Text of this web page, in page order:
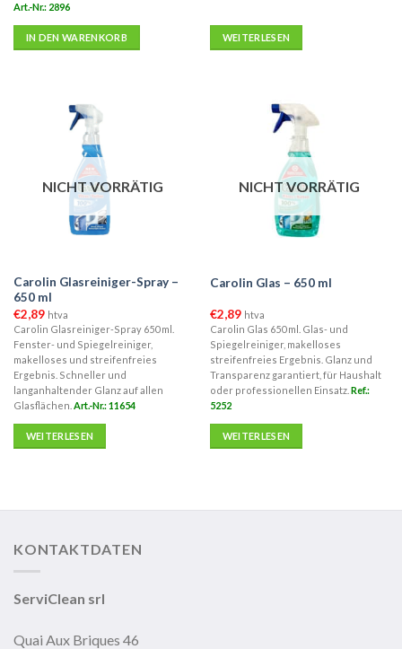
Art.-Nr.: 2896
IN DEN WARENKORB WEITERLESEN
NICHT VORRÄTIG
Carolin Glasreiniger-Spray –
650 ml
€2,89 htva
Carolin Glasreiniger-Spray 650 ml.
Fenster- und Spiegelreiniger,
makelloses und streifenfreies
Ergebnis. Schneller und
langanhaltender Glanz auf allen
Glasflächen. Art.-Nr.: 11654
WEITERLESEN
NICHT VORRÄTIG
Carolin Glas – 650 ml
€2,89 htva
Carolin Glas 650 ml. Glas- und
Spiegelreiniger, makelloses
streifenfreies Ergebnis. Glanz und
Transparenz garantiert, für Haushalt
oder professionellen Einsatz. Ref.:
5252
WEITERLESEN
KONTAKTDATEN
ServiClean srl
Quai Aux Briques 46